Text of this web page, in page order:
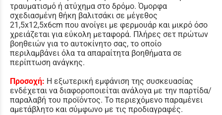
τραυματισμό ή ατύχημα στο δρόμο. Όμορφα
σχεδιασμένη θήκη βαλιτσάκι σε μέγεθος
21,5x12,5x6cm που ανοίγει με φερμουάρ και μικρό όσο
χρειάζεται για εύκολη μεταφορά. Πλήρες σετ πρώτων
βοηθειών για το αυτοκίνητο σας, το οποίο
περιλαμβάνει όλα τα απαραίτητα βοηθήματα σε
περίπτωση ανάγκης.
Προσοχή: Η εξωτερική εμφάνιση της συσκευασίας
ενδέχεται να διαφοροποιείται ανάλογα με την παρτίδα/
παραλαβή του προϊόντος. Το περιεχόμενο παραμένει
αμετάβλητο και σύμφωνο με τις προδιαγραφές.